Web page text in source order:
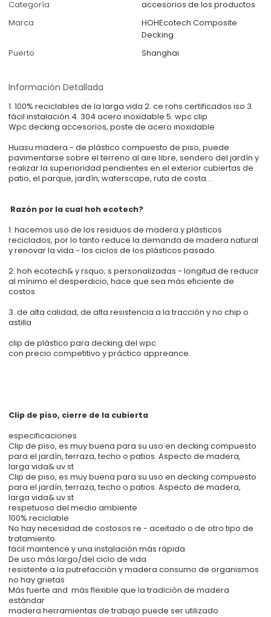
Categoría
accesorios de los productos
Marca
HOHEcotech Composite
Decking
Puerto
Shanghai
Información Detallada
1. 100% reciclables de la larga vida 2. ce rohs certificados iso 3.
fácil instalación 4. 304 acero inoxidable 5. wpc clip
Wpc decking accesorios, poste de acero inoxidable
Huasu madera - de plástico compuesto de piso, puede
pavimentarse sobre el terreno al aire libre, sendero del jardín y
realizar la superioridad pendientes en el exterior cubiertas de
patio, el parque, jardín, waterscape, ruta de costa...
Razón por la cual hoh ecotech?
1. hacemos uso de los residuos de madera y plásticos
reciclados, por lo tanto reduce la demanda de madera natural
y renovar la vida - los ciclos de los plásticos pasado.
2. hoh ecotech& y rsquo; s personalizadas - longitud de reducir
al mínimo el desperdicio, hace que sea más eficiente de
costos
3. de alta calidad, de alta resistencia a la tracción y no chip o
astilla
clip de plástico para decking del wpc
con precio competitivo y práctico appreance
Clip de piso, cierre de la cubierta
especificaciones
Clip de piso, es muy buena para su uso en decking compuesto
para el jardín, terraza, techo o patios. Aspecto de madera,
larga vida& uv st
Clip de piso, es muy buena para su uso en decking compuesto
para el jardín, terraza, techo o patios. Aspecto de madera,
larga vida& uv st
respetuoso del medio ambiente
100% reciclable
No hay necesidad de costosos re - aceitado o de otro tipo de
tratamiento.
fácil maintence y una instalación más rápida
De uso más largo/del ciclo de vida
resistente a la putrefacción y madera consumo de organismos
no hay grietas
Más fuerte and más flexible que la tradición de madera
estándar
madera herramientas de trabajo puede ser utilizado